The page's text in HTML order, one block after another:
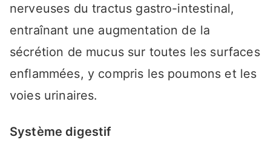
nerveuses du tractus gastro-intestinal,
entraînant une augmentation de la
sécrétion de mucus sur toutes les surfaces
enflammées, y compris les poumons et les
voies urinaires.
Système digestif